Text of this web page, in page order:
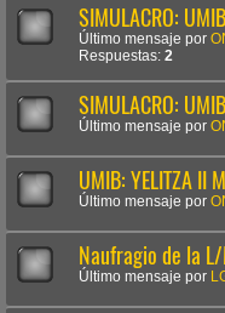
SIMULACRO:
Último mensaje por
Respuestas: 2
SIMULACRO:
Último mensaje por
UMIB: YELITZA II
Último mensaje por
Naufragio de la L/
Último mensaje por